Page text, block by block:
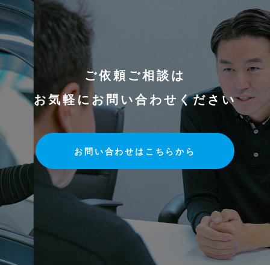
ご依頼ご相談は
お気軽にお問い合わせください
お問い合わせはこちらから